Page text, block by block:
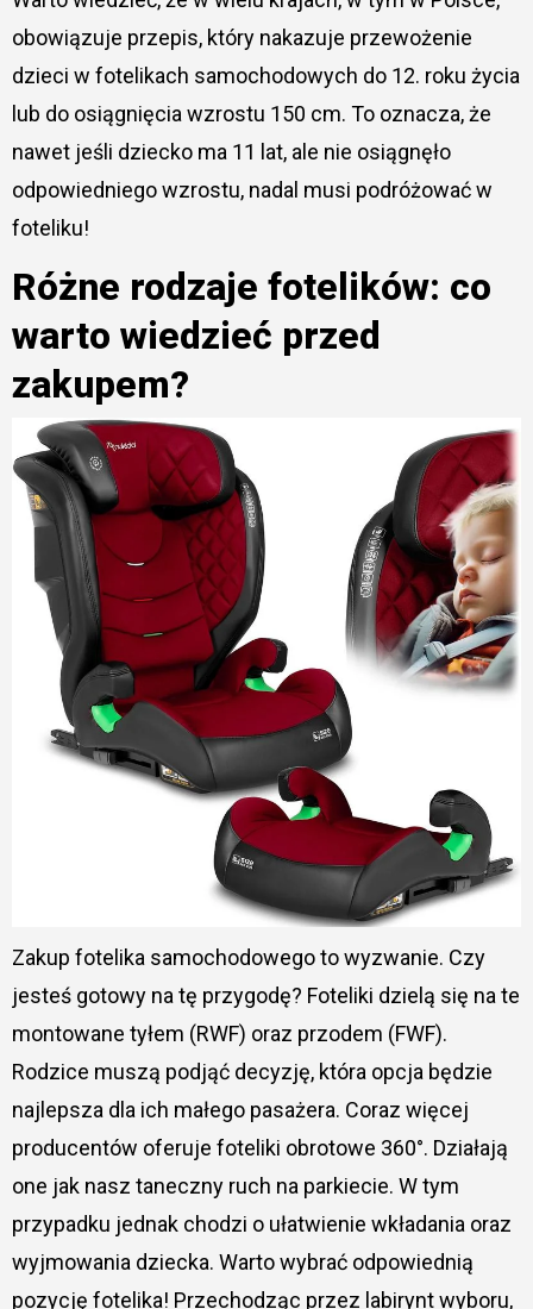
obowiązuje przepis, który nakazuje przewożenie
dzieci w fotelikach samochodowych do 12. roku życia
lub do osiągnięcia wzrostu 150 cm. To oznacza, że
nawet jeśli dziecko ma 11 lat, ale nie osiągnęło
odpowiedniego wzrostu, nadal musi podróżować w
foteliku!
Różne rodzaje fotelików: co
warto wiedzieć przed
zakupem?
Zakup fotelika samochodowego to wyzwanie. Czy
jesteś gotowy na tę przygodę? Foteliki dzielą się na te
montowane tyłem (RWF) oraz przodem (FWF).
Rodzice muszą podjąć decyzję, która opcja będzie
najlepsza dla ich małego pasażera. Coraz więcej
producentów oferuje foteliki obrotowe 360°. Działają
one jak nasz taneczny ruch na parkiecie. W tym
przypadku jednak chodzi o ułatwienie wkładania oraz
wyjmowania dziecka. Warto wybrać odpowiednią
pozycję fotelika! Przechodząc przez labirynt wyboru,